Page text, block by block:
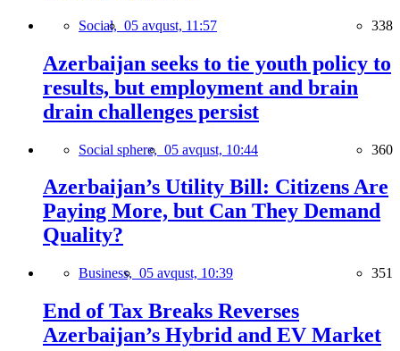
Social, 05 avqust, 11:57 338
Azerbaijan seeks to tie youth policy to
results, but employment and brain
drain challenges persist
Social sphere, 05 avqust, 10:44 360
Azerbaijan’s Utility Bill: Citizens Are
Paying More, but Can They Demand
Quality?
Business, 05 avqust, 10:39 351
End of Tax Breaks Reverses
Azerbaijan’s Hybrid and EV Market